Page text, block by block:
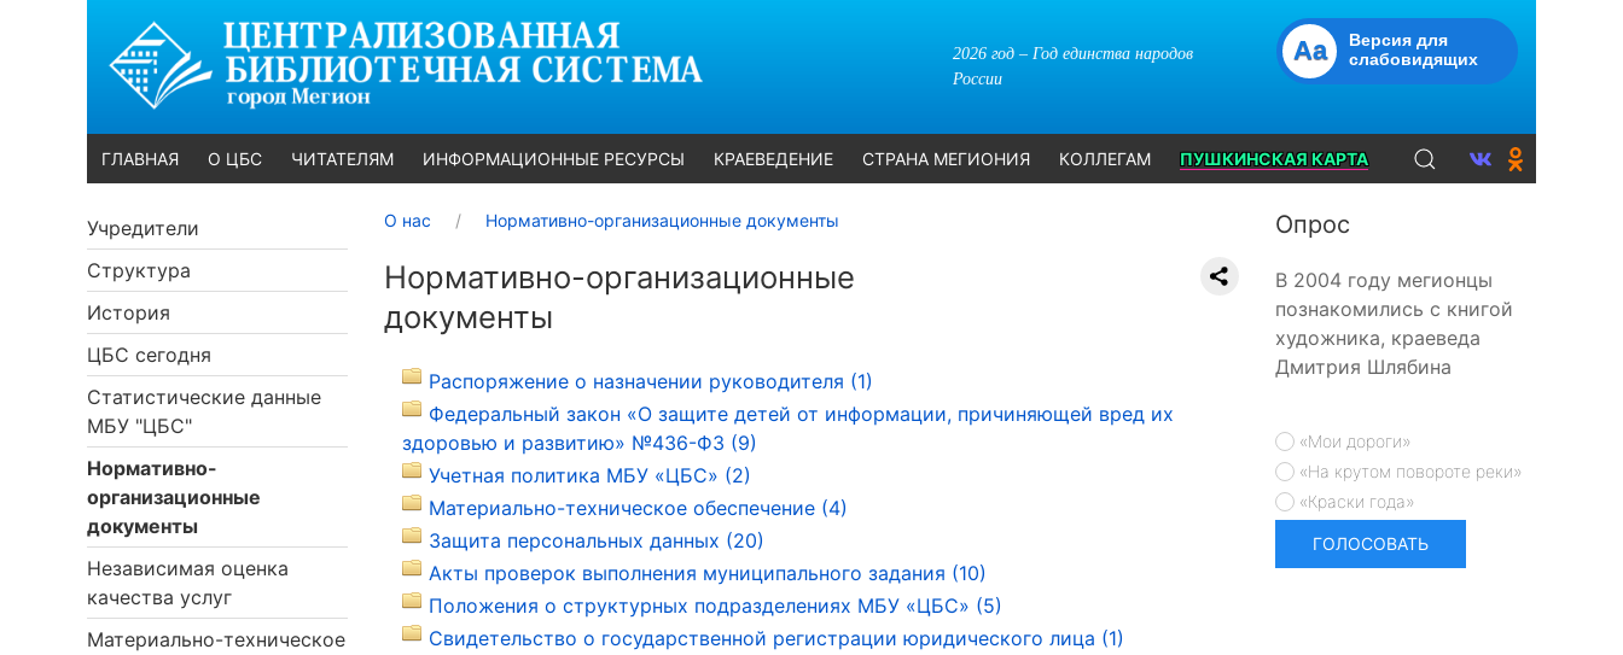
2026 год – Год единства народов
России
Aa
Версия для
слабовидящих
ГЛАВНАЯ О ЦБС ЧИТАТЕЛЯМ ИНФОРМАЦИОННЫЕ РЕСУРСЫ КРАЕВЕДЕНИЕ СТРАНА МЕГИОНИЯ КОЛЛЕГАМ ПУШКИНСКАЯ КАРТА
Учредители
Структура
История
ЦБС сегодня
Статистические данные
МБУ "ЦБС"
Нормативно-
организационные
документы
Независимая оценка
качества услуг
Материально-техническое
О нас Нормативно-организационные документы
Нормативно-организационные
документы
Распоряжение о назначении руководителя (1)
Федеральный закон «О защите детей от информации, причиняющей вред их
здоровью и развитию» №436-ФЗ (9)
Учетная политика МБУ «ЦБС» (2)
Материально-техническое обеспечение (4)
Защита персональных данных (20)
Акты проверок выполнения муниципального задания (10)
Положения о структурных подразделениях МБУ «ЦБС» (5)
Свидетельство о государственной регистрации юридического лица (1)
Опрос
В 2004 году мегионцы
познакомились с книгой
художника, краеведа
Дмитрия Шлябина
«Мои дороги»
«На крутом повороте реки»
«Краски года»